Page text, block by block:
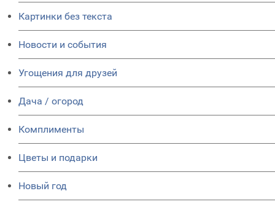
Картинки без текста
Новости и события
Угощения для друзей
Дача / огород
Комплименты
Цветы и подарки
Новый год